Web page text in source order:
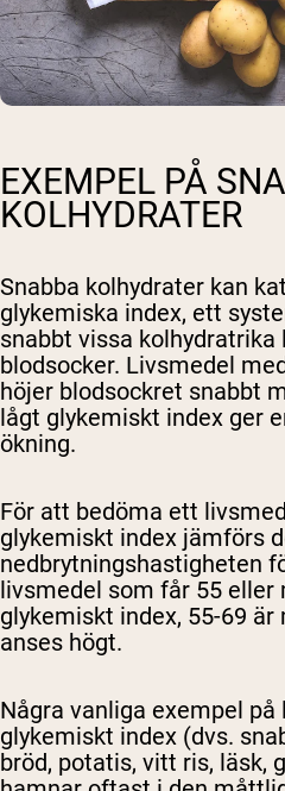
EXEMPEL PÅ
KOLHYDRATER
Snabba kolhydrater kan
glykemiska index, ett
snabbt vissa
blodsocker. Livsmedel
höjer blodsockret snabbt
lågt glykemiskt index ger
ökning.
För att bedöma ett
glykemiskt index jämförs
nedbrytningshastigheten
livsmedel som får 55 eller
glykemiskt index, 55-69
anses högt.
Några vanliga exempel
glykemiskt index (dvs.
bröd, potatis, vitt ris, läsk,